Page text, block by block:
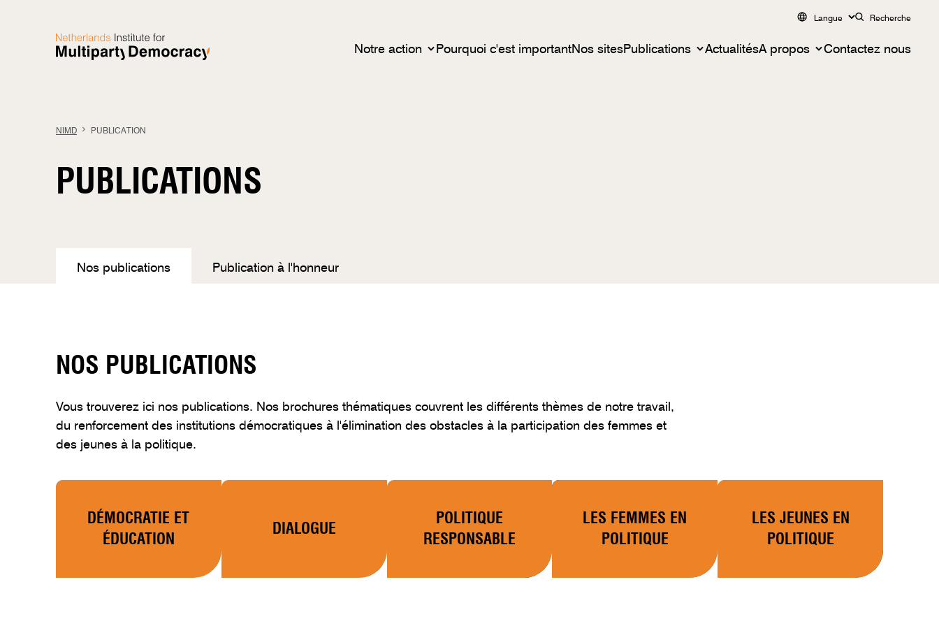
Langue Recherche
Notre action Pourquoi c'est important Nos sites Publications Actualités A propos Contactez nous
NIMD PUBLICATION
PUBLICATIONS
Nos publications Publication à l'honneur
NOS PUBLICATIONS
Vous trouverez ici nos publications. Nos brochures thématiques couvrent les différents thèmes de notre travail,
du renforcement des institutions démocratiques à l'élimination des obstacles à la participation des femmes et
des jeunes à la politique.
DÉMOCRATIE ET
ÉDUCATION
DIALOGUE
POLITIQUE
RESPONSABLE
LES FEMMES EN
POLITIQUE
LES JEUNES EN
POLITIQUE